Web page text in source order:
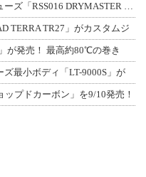
アールエスタイチの新ライディングシューズ「RSS016 DRYMASTER スト
TERRA TR27」がカスタムジ
が発売！ 最高約80℃の巻き
ズ最小ボディ「LT-9000S」が
ップドカーボン」を9/10発売！